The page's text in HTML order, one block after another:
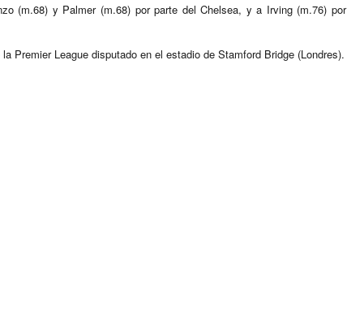
(m.68) y Palmer (m.68) por parte del Chelsea, y a Irving (m.76) por
Premier League disputado en el estadio de Stamford Bridge (Londres).